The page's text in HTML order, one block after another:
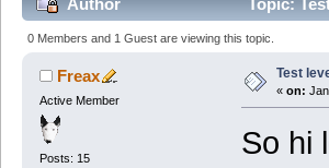
Author Topic:
0 Members and 1 Guest are viewing this topic.
Freax
Active Member
Posts: 15
Test
« on:
So hi